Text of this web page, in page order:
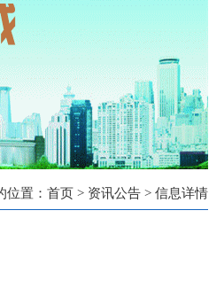
位置： 首页 > 资讯公告 > 信息详情